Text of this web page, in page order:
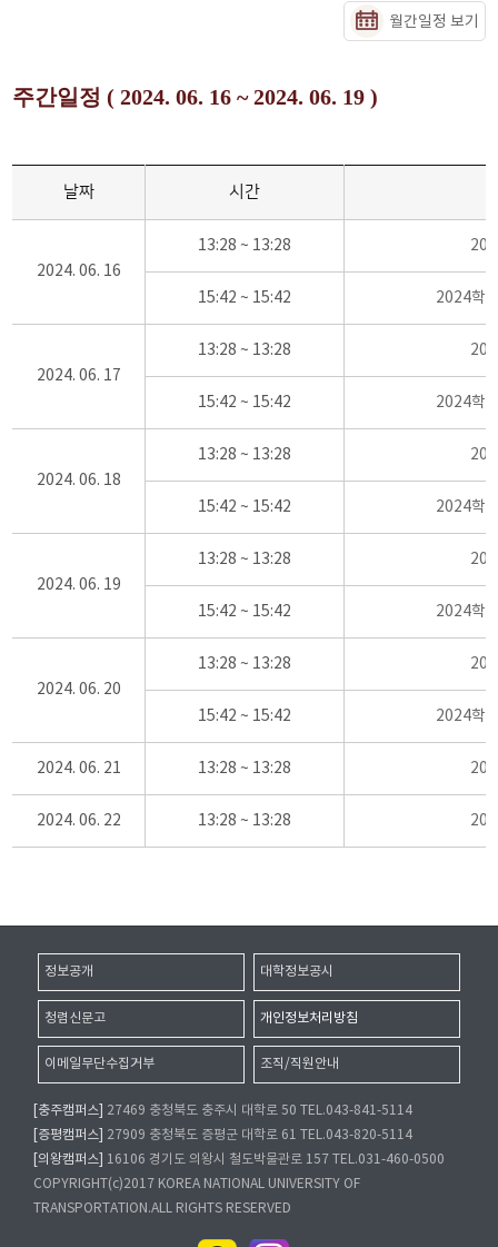
월간일정 보기
주간일정 ( 2024. 06. 16 ~ 2024. 06. 19 )
날짜 시간
2024. 06. 16
13:28 ~ 13:28
15:42 ~ 15:42 2024학
2024. 06. 17
13:28 ~ 13:28
15:42 ~ 15:42 2024학
2024. 06. 18
13:28 ~ 13:28
15:42 ~ 15:42 2024학
2024. 06. 19
13:28 ~ 13:28
15:42 ~ 15:42 2024학
2024. 06. 20
13:28 ~ 13:28
15:42 ~ 15:42 2024학
2024. 06. 21 13:28 ~ 13:28
2024. 06. 22 13:28 ~ 13:28
정보공개 대학정보공시
청렴신문고 개인정보처리방침
이메일무단수집거부 조직/직원안내
[충주캠퍼스]
27469 충청북도 충주시 대학로 50 TEL.043-841-5114
[증평캠퍼스]
27909 충청북도 증평군 대학로 61 TEL.043-820-5114
[의왕캠퍼스]
16106 경기도 의왕시 철도박물관로 157 TEL.031-460-0500
COPYRIGHT(c)2017 KOREA NATIONAL UNIVERSITY OF
TRANSPORTATION.ALL RIGHTS RESERVED